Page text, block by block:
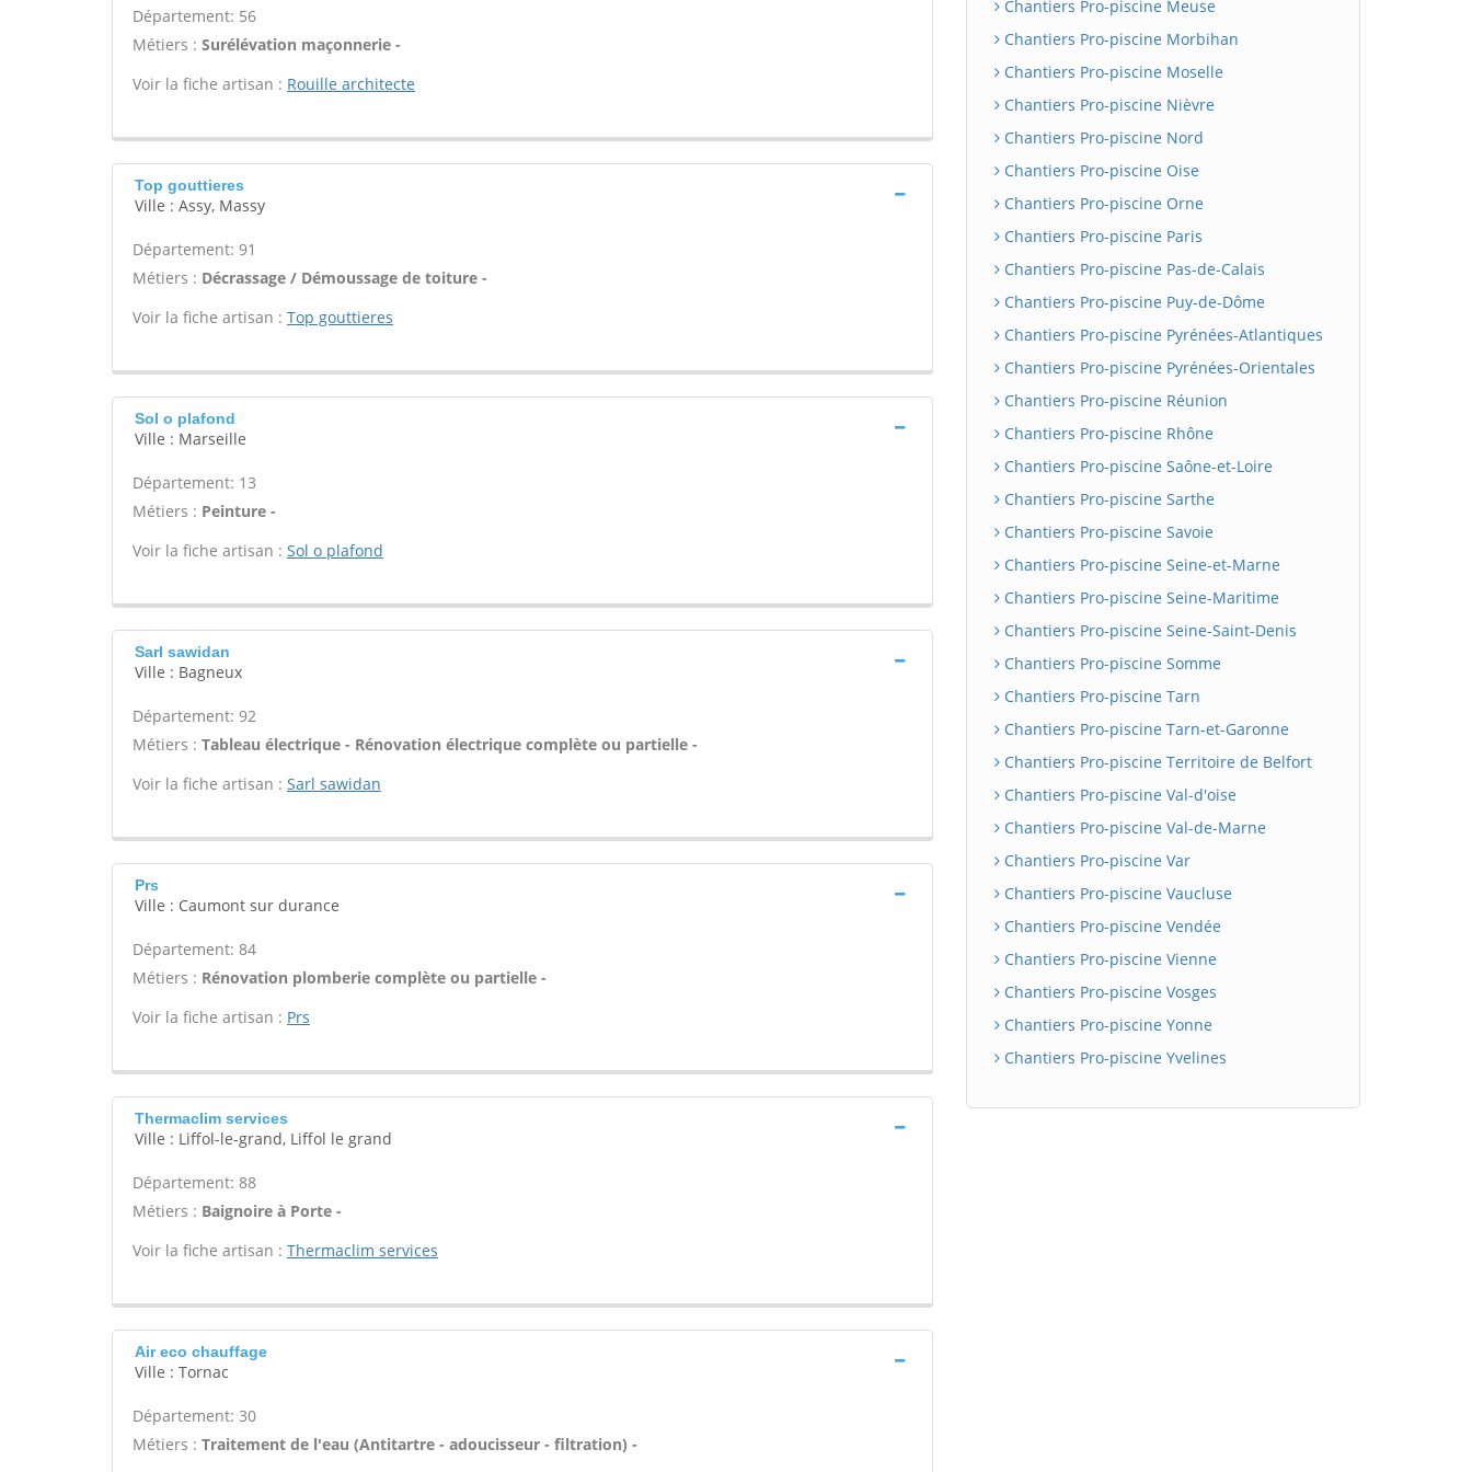
Département: 56
Métiers : Surélévation maçonnerie -
Voir la fiche artisan : Rouille architecte
Top gouttieres
Ville : Assy, Massy
Département: 91
Métiers : Décrassage / Démoussage de toiture -
Voir la fiche artisan : Top gouttieres
Sol o plafond
Ville : Marseille
Département: 13
Métiers : Peinture -
Voir la fiche artisan : Sol o plafond
Sarl sawidan
Ville : Bagneux
Département: 92
Métiers : Tableau électrique - Rénovation électrique complète ou partielle -
Voir la fiche artisan : Sarl sawidan
Prs
Ville : Caumont sur durance
Département: 84
Métiers : Rénovation plomberie complète ou partielle -
Voir la fiche artisan : Prs
Thermaclim services
Ville : Liffol-le-grand, Liffol le grand
Département: 88
Métiers : Baignoire à Porte -
Voir la fiche artisan : Thermaclim services
Air eco chauffage
Ville : Tornac
Département: 30
Métiers : Traitement de l'eau (Antitartre - adoucisseur - filtration) -
Chantiers Pro-piscine Meuse
Chantiers Pro-piscine Morbihan
Chantiers Pro-piscine Moselle
Chantiers Pro-piscine Nièvre
Chantiers Pro-piscine Nord
Chantiers Pro-piscine Oise
Chantiers Pro-piscine Orne
Chantiers Pro-piscine Paris
Chantiers Pro-piscine Pas-de-Calais
Chantiers Pro-piscine Puy-de-Dôme
Chantiers Pro-piscine Pyrénées-Atlantiques
Chantiers Pro-piscine Pyrénées-Orientales
Chantiers Pro-piscine Réunion
Chantiers Pro-piscine Rhône
Chantiers Pro-piscine Saône-et-Loire
Chantiers Pro-piscine Sarthe
Chantiers Pro-piscine Savoie
Chantiers Pro-piscine Seine-et-Marne
Chantiers Pro-piscine Seine-Maritime
Chantiers Pro-piscine Seine-Saint-Denis
Chantiers Pro-piscine Somme
Chantiers Pro-piscine Tarn
Chantiers Pro-piscine Tarn-et-Garonne
Chantiers Pro-piscine Territoire de Belfort
Chantiers Pro-piscine Val-d'oise
Chantiers Pro-piscine Val-de-Marne
Chantiers Pro-piscine Var
Chantiers Pro-piscine Vaucluse
Chantiers Pro-piscine Vendée
Chantiers Pro-piscine Vienne
Chantiers Pro-piscine Vosges
Chantiers Pro-piscine Yonne
Chantiers Pro-piscine Yvelines